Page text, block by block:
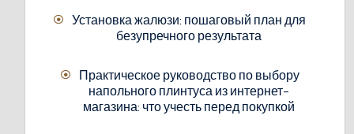
Установка жалюзи: пошаговый план для
безупречного результата
Практическое руководство по выбору
напольного плинтуса из интернет-
магазина: что учесть перед покупкой